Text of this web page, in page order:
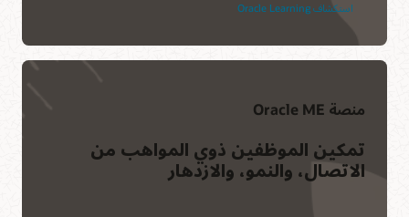
استكشاف Oracle Learning
منصة Oracle ME
تمكين الموظفين ذوي المواهب من
الاتصال، والنمو، والازدهار